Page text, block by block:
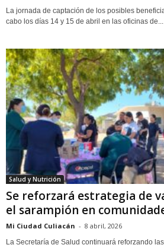
La jornada de captación de los posibles
cabo los días 14 y 15 de abril en las oficinas de...
Salud y Nutrición
Se reforzará estrategia de
el sarampión en
Mi Ciudad Culiacán - 8 abril, 2026
La Secretaría de Salud continuará reforzando